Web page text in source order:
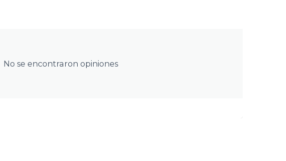
No se encontraron opiniones